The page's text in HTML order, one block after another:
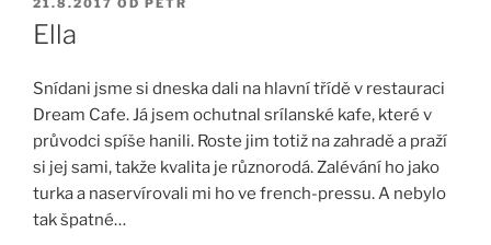
21.8.2017 OD PETR
Ella
Snídani jsme si dneska dali na hlavní třídě v restauraci
Dream Cafe. Já jsem ochutnal srílanské kafe, které v
průvodci spíše hanili. Roste jim totiž na zahradě a praží
si jej sami, takže kvalita je různorodá. Zalévání ho jako
turka a naservírovali mi ho ve french-pressu. A nebylo
tak špatné…